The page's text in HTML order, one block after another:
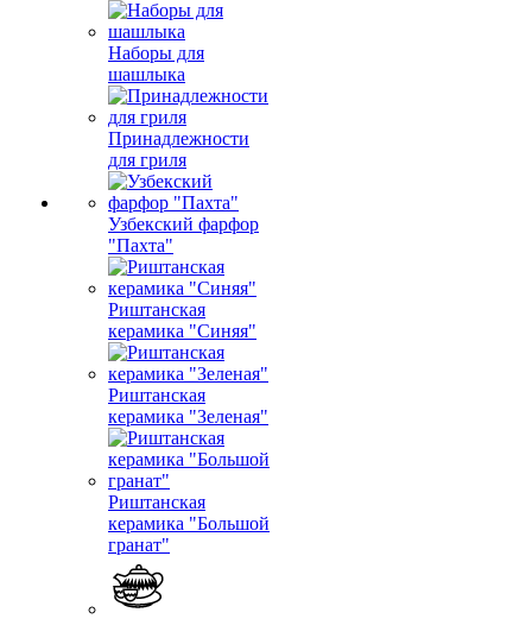
Наборы для
шашлыка
Принадлежности
для гриля
Узбекский фарфор
"Пахта"
Риштанская
керамика "Синяя"
Риштанская
керамика "Зеленая"
Риштанская
керамика "Большой
гранат"